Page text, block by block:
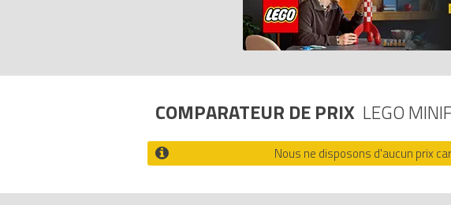
livret. Collectionnez les 16 figurines !
- Collectionnez les 16 figurines : un joueur de tennis, une
pêcheur, un chef de tribu, un snowboarder, un elfe, un
- Chaque figurine est accompagnée d'accessoires et d'un
- Incontournable pour les collectionneurs de figurines LEGO
- Échangez-les avec vos amis !
100% LEGO.
COMPARATEUR DE PRIX LEGO
Nous ne disposons d'aucun prix